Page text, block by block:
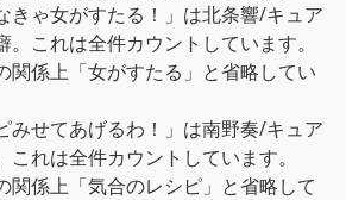
きゃ女がすたる！」は北条響/キュア
。これは全件カウントしています。
関係上「女がすたる」と省略してい
みせてあげるわ！」は南野奏/キュア
これは全件カウントしています。
関係上「気合のレシピ」と省略して